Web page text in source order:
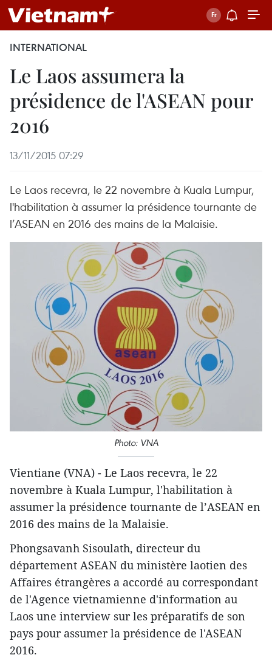
INTERNATIONAL
Le Laos assumera la
présidence de l'ASEAN pour
2016
13/11/2015 07:29
Le Laos recevra, le 22 novembre à Kuala Lumpur,
l'habilitation à assumer la présidence tournante de
l’ASEAN en 2016 des mains de la Malaisie.
Photo: VNA
Vientiane (VNA) - Le Laos recevra, le 22
novembre à Kuala Lumpur, l'habilitation à
assumer la présidence tournante de l’ASEAN en
2016 des mains de la Malaisie.
Phongsavanh Sisoulath, directeur du
département ASEAN du ministère laotien des
Affaires étrangères a accordé au correspondant
de l'Agence vietnamienne d'information au
Laos une interview sur les préparatifs de son
pays pour assumer la présidence de l'ASEAN
2016.